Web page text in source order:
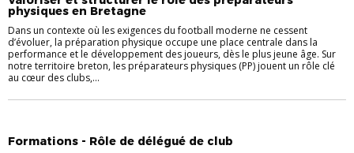
physiques en Bretagne
Dans un contexte où les exigences du football moderne ne cessent
d’évoluer, la préparation physique occupe une place centrale dans la
performance et le développement des joueurs, dès le plus jeune âge. Sur
notre territoire breton, les préparateurs physiques (PP) jouent un rôle clé
au cœur des clubs,...
Formations - Rôle de délégué de club